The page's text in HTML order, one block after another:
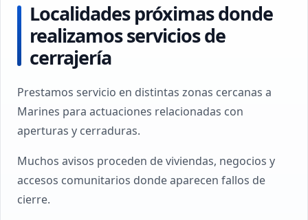
Localidades próximas donde
realizamos servicios de
cerrajería
Prestamos servicio en distintas zonas cercanas a
Marines para actuaciones relacionadas con
aperturas y cerraduras.
Muchos avisos proceden de viviendas, negocios y
accesos comunitarios donde aparecen fallos de
cierre.